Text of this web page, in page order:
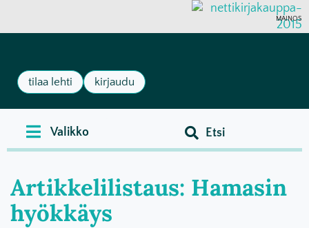
MAINOS
tilaa lehti kirjaudu
Artikkelilistaus: Hamasin
hyökkäys